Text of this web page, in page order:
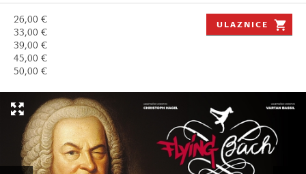
26,00 €
33,00 €
39,00 €
45,00 €
50,00 €
ULAZNICE